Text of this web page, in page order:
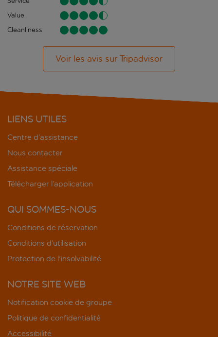
Value
Cleanliness
Voir les avis sur Tripadvisor
LIENS UTILES
Centre d’assistance
Nous contacter
Assistance spéciale
Télécharger l’application
QUI SOMMES-NOUS
Conditions de réservation
Conditions d’utilisation
Protection de l'insolvabilité
NOTRE SITE WEB
Notification cookie de groupe
Politique de confidentialité
Accessibilité